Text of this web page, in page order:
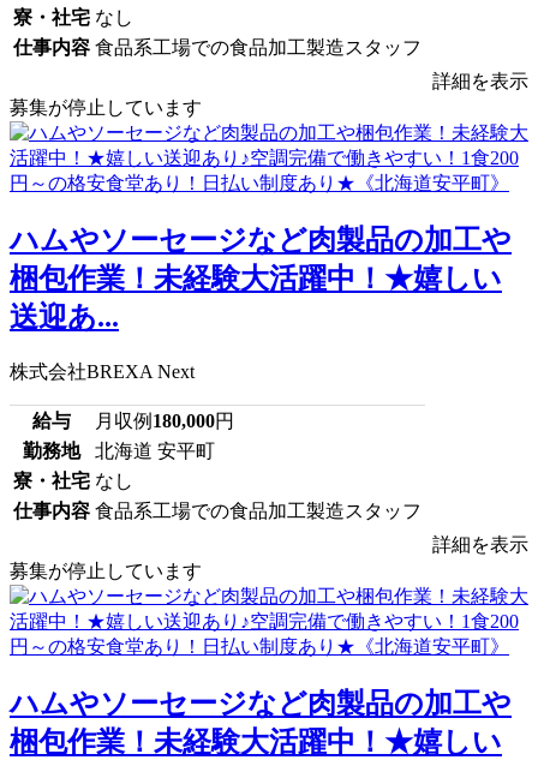
寮・社宅 なし
仕事内容 食品系工場での食品加工製造スタッフ
詳細を表示
募集が停止しています
ハムやソーセージなど肉製品の加工や
梱包作業！未経験大活躍中！★嬉しい
送迎あ...
株式会社BREXA Next
給与 月収例 180,000円
勤務地
北海道 安平町
寮・社宅 なし
仕事内容 食品系工場での食品加工製造スタッフ
詳細を表示
募集が停止しています
ハムやソーセージなど肉製品の加工や
梱包作業！未経験大活躍中！★嬉しい